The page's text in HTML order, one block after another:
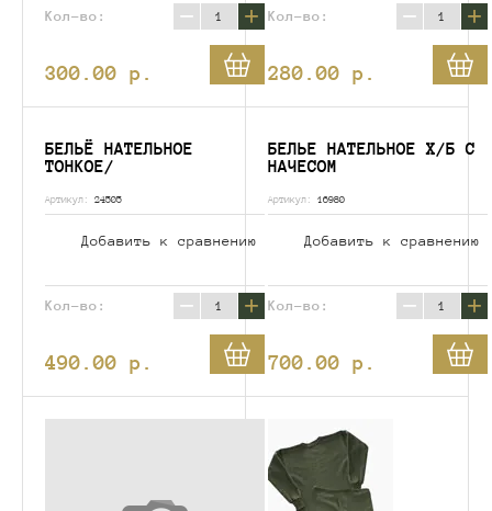
Кол-во: − +
300.00 p.
Кол-во: − +
280.00 p.
БЕЛЬЁ НАТЕЛЬНОЕ
ТОНКОЕ/
Артикул: 24505
Добавить к сравнению
Кол-во: − +
490.00 p.
БЕЛЬЕ НАТЕЛЬНОЕ Х/Б С
НАЧЕСОМ
Артикул: 16980
Добавить к сравнению
Кол-во: − +
700.00 p.